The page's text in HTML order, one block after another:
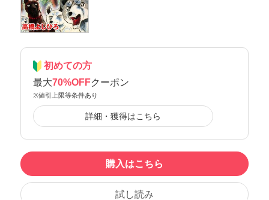
初めての方
最大70%OFFクーポン
※値引上限等条件あり
詳細・獲得はこちら
購入はこちら
試し読み